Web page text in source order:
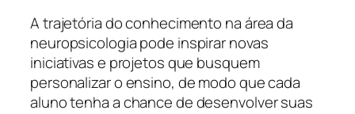
A trajetória do conhecimento na área da
neuropsicologia pode inspirar novas
iniciativas e projetos que busquem
personalizar o ensino, de modo que cada
aluno tenha a chance de desenvolver suas